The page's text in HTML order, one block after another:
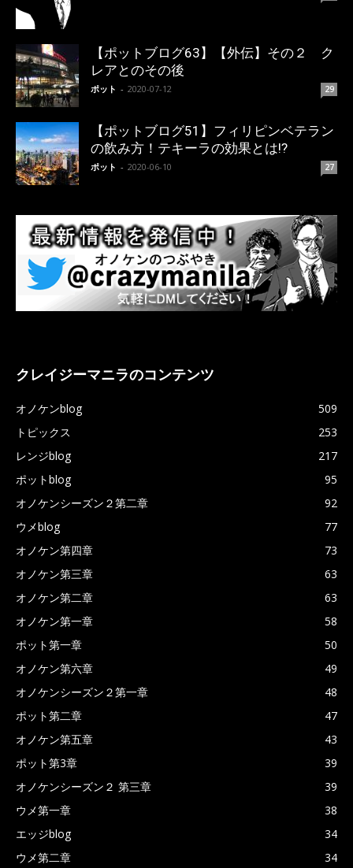
【ポットブログ63】【外伝】その２ ク
レアとのその後
ポット - 2020-07-12 29
【ポットブログ51】フィリピンベテラン
の飲み方！テキーラの効果とは!?
ポット - 2020-06-10 27
クレイジーマニラのコンテンツ
オノケンblog
509
トピックス
253
レンジblog
217
ポットblog
95
オノケンシーズン２第二章
92
ウメblog
77
オノケン第四章
73
オノケン第三章
63
オノケン第二章
63
オノケン第一章
58
ポット第一章
50
オノケン第六章
49
オノケンシーズン２第一章
48
ポット第二章
47
オノケン第五章
43
ポット第3章
39
オノケンシーズン２ 第三章
39
ウメ第一章
38
エッジblog
34
ウメ第二章
34